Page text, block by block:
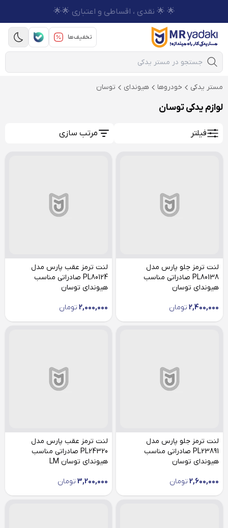
🌟 🌟 نقدی ، اقساطی و اعتباری 🌟🌟
تخفیف‌ها
Mobile Search
مستر یدکی خودروها هیوندای توسان
لوازم یدکی توسان
فیلتر مرتب سازی
لنت ترمز جلو پارس مدل
PL80138 صادراتی مناسب
هیوندای توسان
2,400,000 تومان
لنت ترمز عقب پارس مدل
PL80124 صادراتی مناسب
هیوندای توسان
2,000,000 تومان
لنت ترمز جلو پارس مدل
PL23891 صادراتی مناسب
هیوندای توسان
2,600,000 تومان
لنت ترمز عقب پارس مدل
PL24320 صادراتی مناسب
هیوندای توسان LM
3,200,000 تومان